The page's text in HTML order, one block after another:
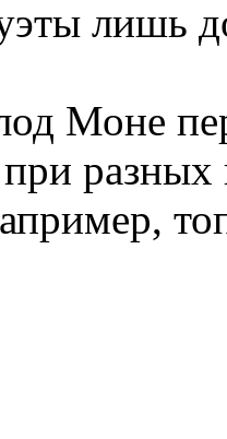
лишь
Моне